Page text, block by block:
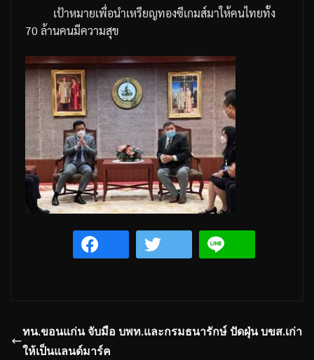
เป้าหมายเพื่อนำเหรียญทองซีเกมส์มาให้คนไทยทั้ง
70ล้านคนมีความสุข
ทน.ขอนแก่น จับมือ บพท.และกรมธนารักษ์ ปัดฝุ่น บขส.เก่า
ให้เป็นแลนด์มาร์ค